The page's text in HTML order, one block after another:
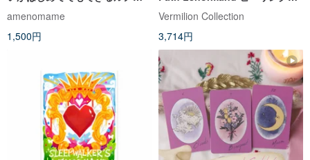
amenomame
1,500円
ード
Vermilion Collection
3,714円